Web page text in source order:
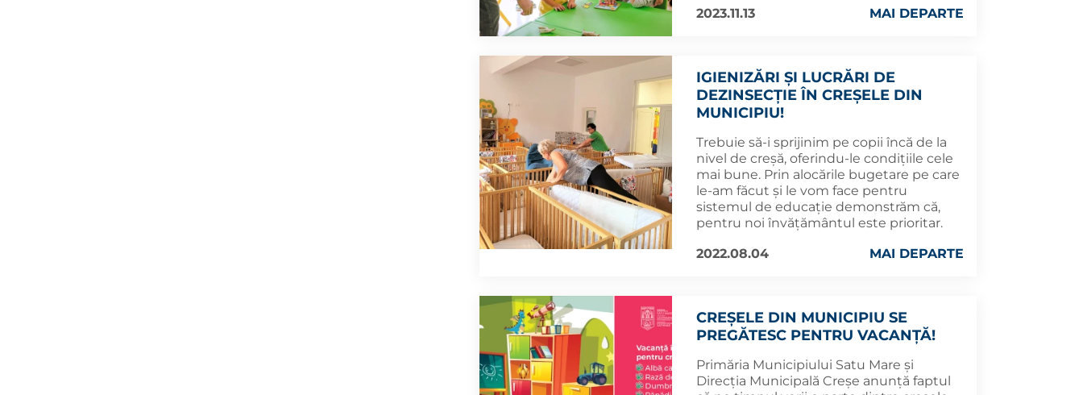
2023.11.13 MAI DEPARTE
IGIENIZĂRI ȘI LUCRĂRI DE
DEZINSECȚIE ÎN CREȘELE DIN
MUNICIPIU!
Trebuie să-i sprijinim pe copii încă de la
nivel de creșă, oferindu-le condițiile cele
mai bune. Prin alocările bugetare pe care
le-am făcut şi le vom face pentru
sistemul de educație demonstrăm că,
pentru noi învăţământul este prioritar.
2022.08.04
MAI DEPARTE
CREȘELE DIN MUNICIPIU SE
PREGĂTESC PENTRU VACANȚĂ!
Primăria Municipiului Satu Mare și
Direcția Municipală Creșe anunță faptul